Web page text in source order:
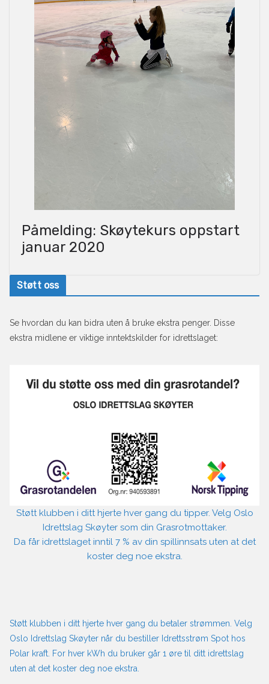
Påmelding: Skøytekurs oppstart
januar 2020
Støtt oss
Se hvordan du kan bidra uten å bruke ekstra penger. Disse
ekstra midlene er viktige inntektskilder for idrettslaget:
Støtt klubben i ditt hjerte hver gang du tipper. Velg Oslo
Idrettslag Skøyter som din Grasrotmottaker.
Da får idrettslaget inntil 7 % av din spillinnsats uten at det
koster deg noe ekstra.
Støtt klubben i ditt hjerte hver gang du betaler strømmen. Velg
Oslo Idrettslag Skøyter når du bestiller Idrettsstrøm Spot hos
Polar kraft. For hver kWh du bruker går 1 øre til ditt idrettslag
uten at det koster deg noe ekstra.